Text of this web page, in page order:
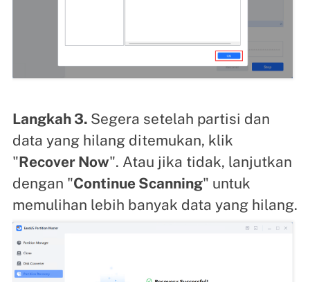
Langkah 3. Segera setelah partisi dan
data yang hilang ditemukan, klik
"Recover Now". Atau jika tidak, lanjutkan
dengan "Continue Scanning" untuk
memulihan lebih banyak data yang hilang.